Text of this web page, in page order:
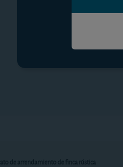
de arrendamiento de finca rústica